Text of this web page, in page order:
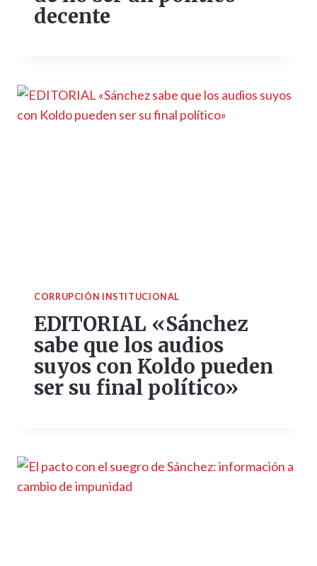
decente
CORRUPCIÓN INSTITUCIONAL
EDITORIAL «Sánchez
sabe que los audios
suyos con Koldo pueden
ser su final político»